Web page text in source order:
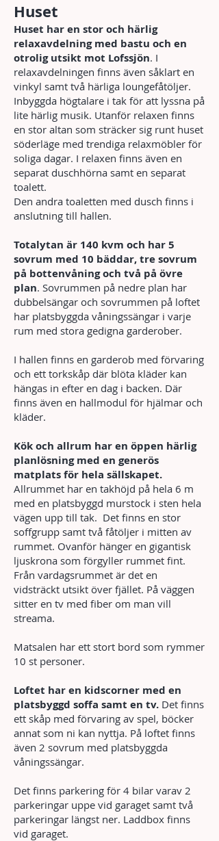
Huset
Huset har en stor och härlig
relaxavdelning med bastu och en
otrolig utsikt mot Lofssjön. I
relaxavdelningen finns även såklart en
vinkyl samt två härliga loungefåtöljer.
Inbyggda högtalare i tak för att lyssna på
lite härlig musik. Utanför relaxen finns
en stor altan som sträcker sig runt huset
söderläge med trendiga relaxmöbler för
soliga dagar. I relaxen finns även en
separat duschhörna samt en separat
toalett.
Den andra toaletten med dusch finns i
anslutning till hallen.
Totalytan är 140 kvm och har 5
sovrum med 10 bäddar, tre sovrum
på bottenvåning och två på övre
plan. Sovrummen på nedre plan har
dubbelsängar och sovrummen på loftet
har platsbyggda våningssängar i varje
rum med stora gedigna garderober.
I hallen finns en garderob med förvaring
och ett torkskåp där blöta kläder kan
hängas in efter en dag i backen. Där
finns även en hallmodul för hjälmar och
kläder.
Kök och allrum har en öppen härlig
planlösning med en generös
matplats för hela sällskapet.
Allrummet har en takhöjd på hela 6 m
med en platsbyggd murstock i sten hela
vägen upp till tak. Det finns en stor
soffgrupp samt två fåtöljer i mitten av
rummet. Ovanför hänger en gigantisk
ljuskrona som förgyller rummet fint.
Från vardagsrummet är det en
vidsträckt utsikt över fjället. På väggen
sitter en tv med fiber om man vill
streama.
Matsalen har ett stort bord som rymmer
10 st personer.
Loftet har en kidscorner med en
platsbyggd soffa samt en tv. Det finns
ett skåp med förvaring av spel, böcker
annat som ni kan nyttja. På loftet finns
även 2 sovrum med platsbyggda
våningssängar.
Det finns parkering för 4 bilar varav 2
parkeringar uppe vid garaget samt två
parkeringar längst ner. Laddbox finns
vid garaget.